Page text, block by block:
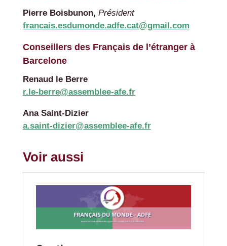
Pierre Boisbunon, Président
francais.esdumonde.adfe.cat@gmail.com
Conseillers des Français de l’étranger à
Barcelone
Renaud le Berre
r.le-berre@assemblee-afe.fr
Ana Saint-Dizier
a.saint-dizier@assemblee-afe.fr
Voir aussi